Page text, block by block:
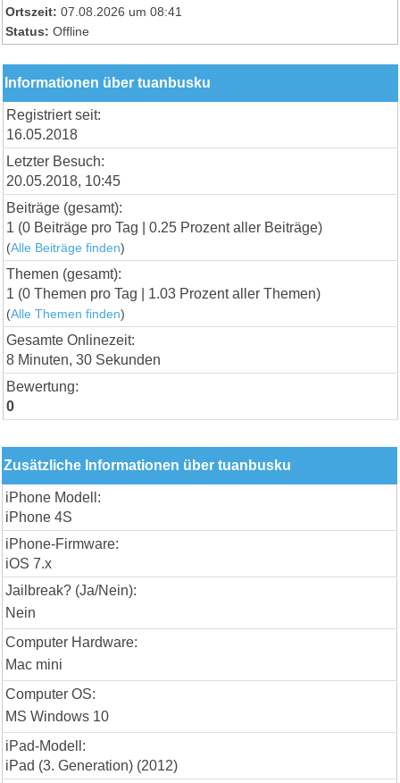
Ortszeit: 07.08.2026 um 08:41
Status: Offline
Informationen über tuanbusku
Registriert seit:
16.05.2018
Letzter Besuch:
20.05.2018, 10:45
Beiträge (gesamt):
1 (0 Beiträge pro Tag | 0.25 Prozent aller Beiträge)
(Alle Beiträge finden)
Themen (gesamt):
1 (0 Themen pro Tag | 1.03 Prozent aller Themen)
(Alle Themen finden)
Gesamte Onlinezeit:
8 Minuten, 30 Sekunden
Bewertung:
0
Zusätzliche Informationen über tuanbusku
iPhone Modell:
iPhone 4S
iPhone-Firmware:
iOS 7.x
Jailbreak? (Ja/Nein):
Nein
Computer Hardware:
Mac mini
Computer OS:
MS Windows 10
iPad-Modell:
iPad (3. Generation) (2012)